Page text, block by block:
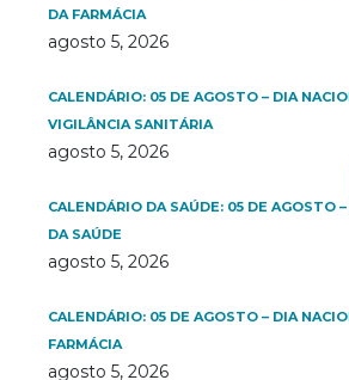
DA FARMÁCIA
agosto 5, 2026
CALENDÁRIO: 05 DE AGOSTO – DIA
VIGILÂNCIA SANITÁRIA
agosto 5, 2026
CALENDÁRIO DA SAÚDE: 05 DE AGOSTO
DA SAÚDE
agosto 5, 2026
CALENDÁRIO: 05 DE AGOSTO – DIA
FARMÁCIA
agosto 5, 2026